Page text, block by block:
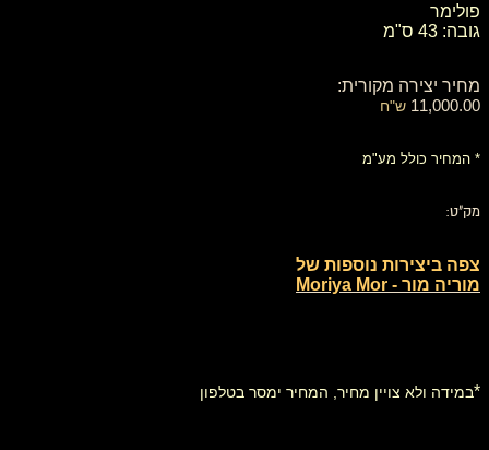
פולימר
גובה: 43 ס"מ
מחיר יצירה מקורית:
11,000.00 ש"ח
* המחיר כולל מע"מ
מק"ט:
צפה ביצירות נוספות של
מוריה מור - Moriya Mor
*במידה ולא צויין מחיר, המחיר ימסר בטלפון